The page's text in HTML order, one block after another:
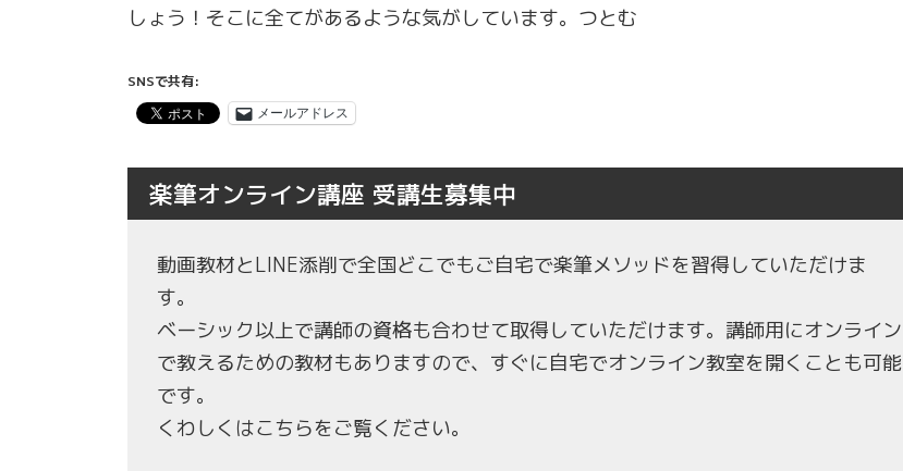
しょう！そこに全てがあるような気がしています。つとむ
SNSで共有:
メールアドレス
楽筆オンライン講座 受講生募集中
動画教材とLINE添削で全国どこでもご自宅で楽筆メソッドを習得していただけま
す。
ベーシック以上で講師の資格も合わせて取得していただけます。講師用にオンライン
で教えるための教材もありますので、すぐに自宅でオンライン教室を開くことも可能
です。
くわしくはこちらをご覧ください。